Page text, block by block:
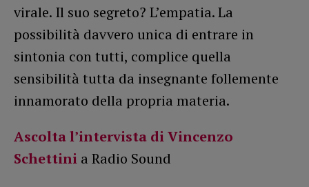
virale. Il suo segreto? L’empatia. La
possibilità davvero unica di entrare in
sintonia con tutti, complice quella
sensibilità tutta da insegnante follemente
innamorato della propria materia.
Ascolta l’intervista di Vincenzo
Schettini a Radio Sound